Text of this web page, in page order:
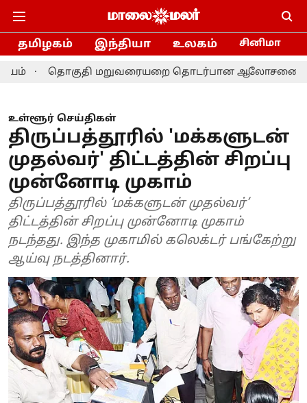
தமிழகம் இந்தியா உலகம் சினிமா
தொகுதி மறுவரையறை தொடர்பான ஆலோசனை: தமிழக
உள்ளூர் செய்திகள்
திருப்பத்தூரில் 'மக்களுடன்
முதல்வர்' திட்டத்தின் சிறப்பு
முன்னோடி முகாம்
திருப்பத்தூரில் ‘மக்களுடன் முதல்வர்’
திட்டத்தின் சிறப்பு முன்னோடி முகாம்
நடந்தது. இந்த முகாமில் கலெக்டர் பங்கேற்று
ஆய்வு நடத்தினார்.